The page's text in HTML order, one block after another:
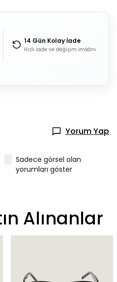
14 Gün Kolay İade
Hızlı iade ve değişim imkânı
Yorum Yap
Sadece görsel olan
yorumları göster
Alınanlar